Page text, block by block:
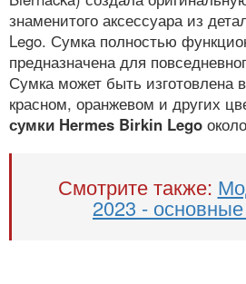
знаменитого аксессуара из
Lego. Сумка полностью
предназначена для
Сумка может быть изготовлена
красном, оранжевом и других
сумки Hermes Birkin Lego
Смотрите также:
2023 -